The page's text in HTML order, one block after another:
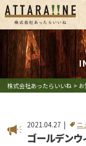
あったらいい
会社案内
SDGsへの取り組み
よくあるご質問
採用情報
I
株式会社あったらいいね >
2021.04.27 ニ
ゴールデン